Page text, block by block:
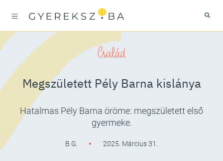
Család
Megszületett Pély Barna kislánya
Hatalmas Pély Barna öröme: megszületett első
gyermeke.
B.G. 2025. Március 31.